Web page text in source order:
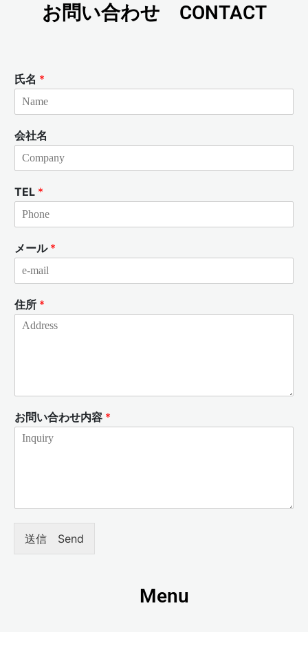
お問い合わせ CONTACT
氏名 *
会社名
TEL *
メール *
住所 *
お問い合わせ内容 *
送信 Send
Menu